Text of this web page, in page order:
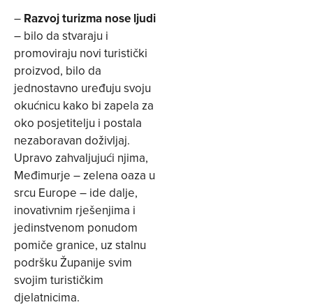
– Razvoj turizma nose ljudi
– bilo da stvaraju i
promoviraju novi turistički
proizvod, bilo da
jednostavno uređuju svoju
okućnicu kako bi zapela za
oko posjetitelju i postala
nezaboravan doživljaj.
Upravo zahvaljujući njima,
Međimurje – zelena oaza u
srcu Europe – ide dalje,
inovativnim rješenjima i
jedinstvenom ponudom
pomiče granice, uz stalnu
podršku Županije svim
svojim turističkim
djelatnicima.